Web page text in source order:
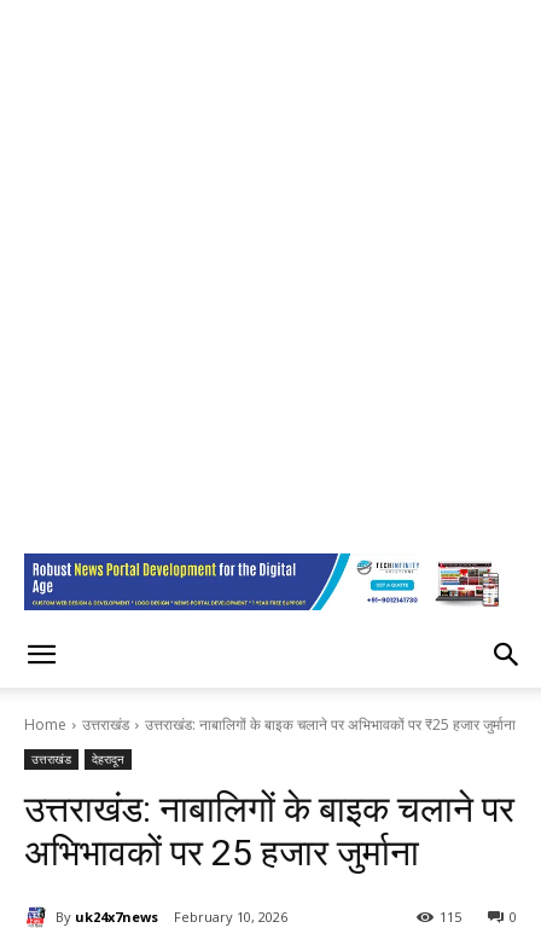
Home उत्तराखंड उत्तराखंड: नाबालिगों के बाइक चलाने पर अभिभावकों पर ₹25 हजार जुर्माना
उत्तराखंड देहरादून
उत्तराखंड: नाबालिगों के बाइक चलाने पर
अभिभावकों पर ₹25 हजार जुर्माना
By uk24x7news February 10, 2026 0
115